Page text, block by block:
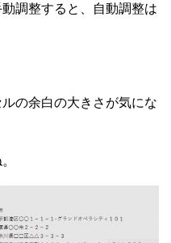
調整すると、自動調整は
の余白の大きさが気にな